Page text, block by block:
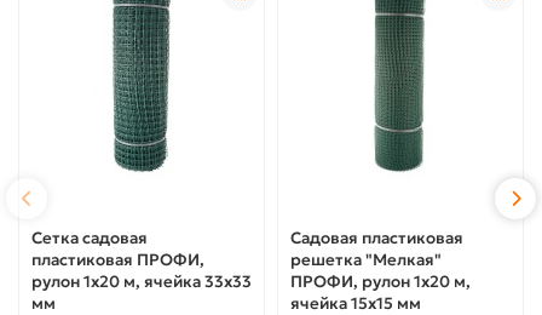
Сетка садовая
пластиковая ПРОФИ,
рулон 1х20 м, ячейка 33х33
мм
Садовая пластиковая
решетка "Мелкая"
ПРОФИ, рулон 1х20 м,
ячейка 15х15 мм